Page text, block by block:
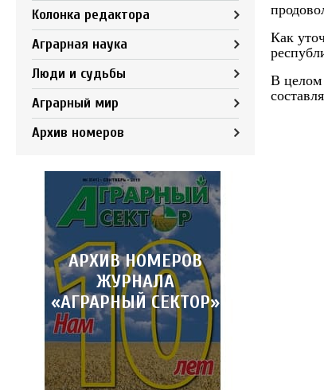
Колонка редактора
Аграрная наука
Люди и судьбы
Аграрный мир
Архив номеров
АРХИВ НОМЕРОВ
ЖУРНАЛА
«АГРАРНЫЙ СЕКТОР»
Как
В целом